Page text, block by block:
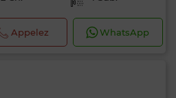
Appelez WhatsApp